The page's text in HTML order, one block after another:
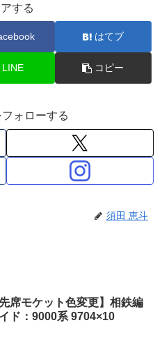
する
はてブ
LINE コピー
ォローする
須田 恵斗
先席モケット色変更】相鉄編
ド：9000系 9704×10